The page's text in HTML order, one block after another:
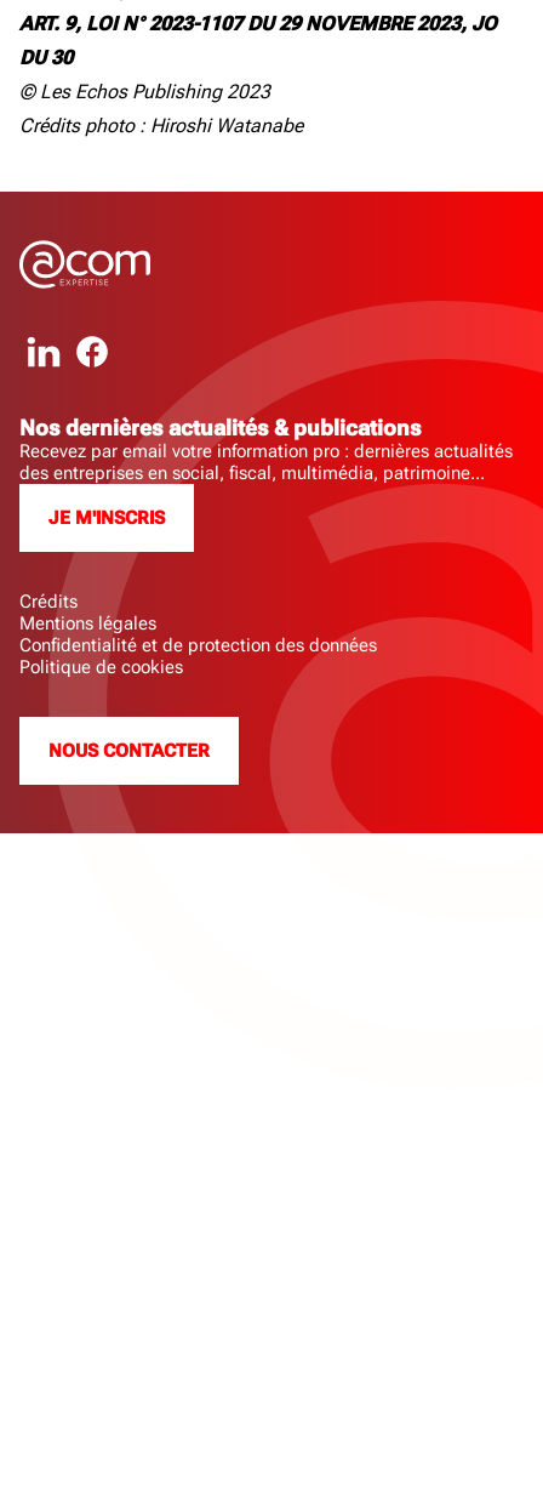
ART. 9, LOI N° 2023-1107 DU 29 NOVEMBRE 2023, JO
DU 30
© Les Echos Publishing 2023
Crédits photo : Hiroshi Watanabe
Crédits
Mentions légales
Confidentialité et de protection des données
Politique de cookies
NOUS CONTACTER
Nos dernières actualités & publications
Recevez par email votre information pro : dernières actualités
des entreprises en social, fiscal, multimédia, patrimoine...
JE M'INSCRIS